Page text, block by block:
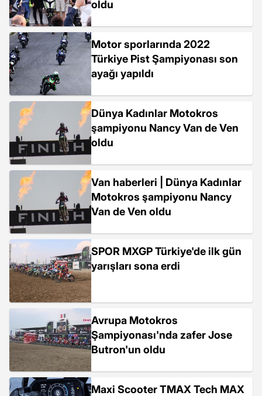
oldu
Motor sporlarında 2022
Türkiye Pist Şampiyonası son
ayağı yapıldı
Dünya Kadınlar Motokros
şampiyonu Nancy Van de Ven
oldu
Van haberleri | Dünya Kadınlar
Motokros şampiyonu Nancy
Van de Ven oldu
SPOR MXGP Türkiye'de ilk gün
yarışları sona erdi
Avrupa Motokros
Şampiyonası'nda zafer Jose
Butron'un oldu
Maxi Scooter TMAX Tech MAX